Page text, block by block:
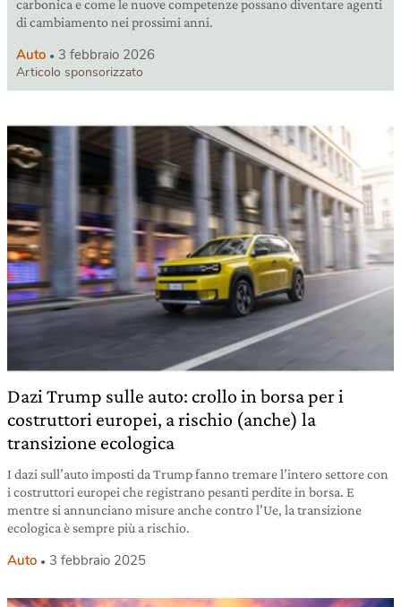
carbonica e come le nuove competenze possano diventare agenti
di cambiamento nei prossimi anni.
Auto 3 febbraio 2026
Articolo sponsorizzato
Dazi Trump sulle auto: crollo in borsa per i
costruttori europei, a rischio (anche) la
transizione ecologica
I dazi sull’auto imposti da Trump fanno tremare l’intero settore con
i costruttori europei che registrano pesanti perdite in borsa. E
mentre si annunciano misure anche contro l’Ue, la transizione
ecologica è sempre più a rischio.
Auto 3 febbraio 2025